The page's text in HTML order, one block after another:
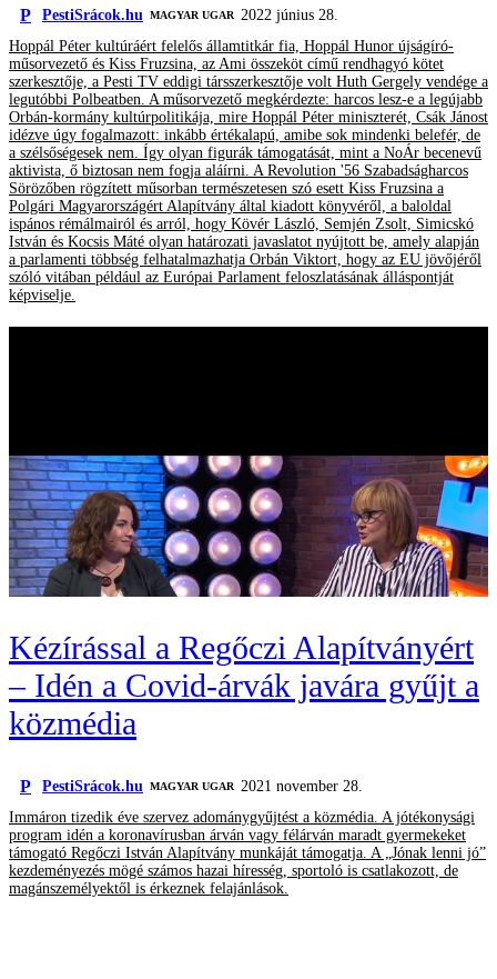
P PestiSrácok.hu MAGYAR UGAR 2022 június 28.
Hoppál Péter kultúráért felelős államtitkár fia, Hoppál Hunor újságíró-
műsorvezető és Kiss Fruzsina, az Ami összeköt című rendhagyó kötet
szerkesztője, a Pesti TV eddigi társszerkesztője volt Huth Gergely vendége a
legutóbbi Polbeatben. A műsorvezető megkérdezte: harcos lesz-e a legújabb
Orbán-kormány kultúrpolitikája, mire Hoppál Péter miniszterét, Csák Jánost
idézve úgy fogalmazott: inkább értékalapú, amibe sok mindenki belefér, de
a szélsőségesek nem. Így olyan figurák támogatását, mint a NoÁr becenevű
aktivista, ő biztosan nem fogja aláírni. A Revolution '56 Szabadságharcos
Sörözőben rögzített műsorban természetesen szó esett Kiss Fruzsina a
Polgári Magyarországért Alapítvány által kiadott könyvéről, a baloldal
ispános rémálmairól és arról, hogy Kövér László, Semjén Zsolt, Simicskó
István és Kocsis Máté olyan határozati javaslatot nyújtott be, amely alapján
a parlamenti többség felhatalmazhatja Orbán Viktort, hogy az EU jövőjéről
szóló vitában például az Európai Parlament feloszlatásának álláspontját
képviselje.
Kézírással a Regőczi Alapítványért
– Idén a Covid-árvák javára gyűjt a
közmédia
P PestiSrácok.hu MAGYAR UGAR 2021 november 28.
Immáron tizedik éve szervez adománygyűjtést a közmédia. A jótékonysági
program idén a koronavírusban árván vagy félárván maradt gyermekeket
támogató Regőczi István Alapítvány munkáját támogatja. A „Jónak lenni jó”
kezdeményezés mögé számos hazai híresség, sportoló is csatlakozott, de
magánszemélyektől is érkeznek felajánlások.